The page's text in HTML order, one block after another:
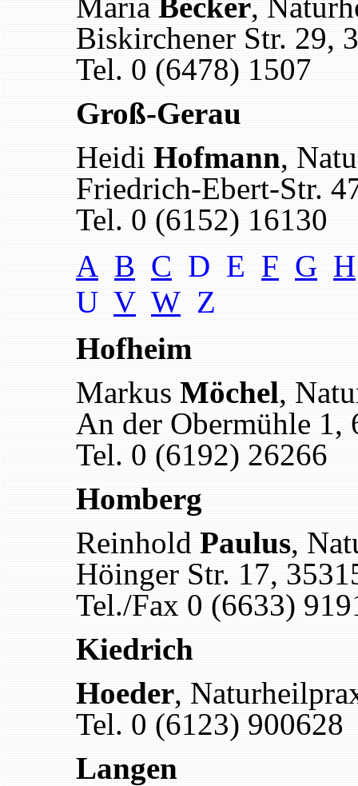
Biskirchener Str. 29,
Tel. 0 (6478) 1507
Groß-Gerau
Heidi Hofmann,
Friedrich-Ebert-Str.
Tel. 0 (6152) 16130
A B C D E F G H
U V W Z
Hofheim
Markus Möchel,
An der Obermühle 1,
Tel. 0 (6192) 26266
Homberg
Reinhold Paulus,
Höinger Str. 17,
Tel./Fax 0 (6633)
Kiedrich
Hoeder,
Tel. 0 (6123) 900628
Langen